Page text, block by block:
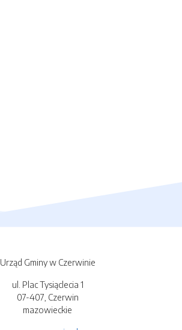
Urząd Gminy w Czerwinie
ul. Plac Tysiąclecia 1
07-407, Czerwin
mazowieckie